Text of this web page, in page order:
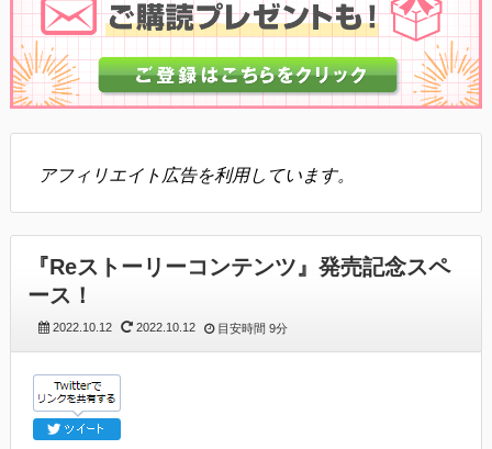
アフィリエイト広告を利用しています。
『Reストーリーコンテンツ』発売記念スペ
ース！
2022.10.12 2022.10.12 目安時間 9分